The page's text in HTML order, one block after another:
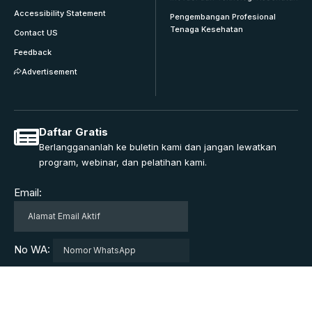
Accessibility Statement
Contact US
Feedback
Advertisement
Pengembangan Profesional
Tenaga Kesehatan
Daftar Gratis
Berlanggananlah ke buletin kami dan jangan lewatkan
program, webinar, dan pelatihan kami.
Email:
No WA: